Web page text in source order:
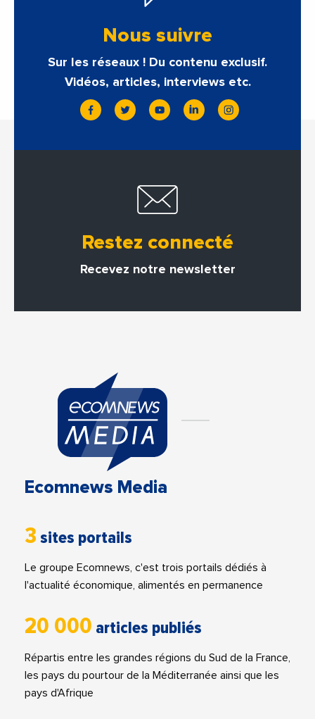
Nous suivre
Sur les réseaux ! Du contenu exclusif.
Vidéos, articles, interviews etc.
Restez connecté
Recevez notre newsletter
Ecomnews Media
3 sites portails
Le groupe Ecomnews, c'est trois portails dédiés à
l'actualité économique, alimentés en permanence
20 000 articles publiés
Répartis entre les grandes régions du Sud de la France,
les pays du pourtour de la Méditerranée ainsi que les
pays d'Afrique